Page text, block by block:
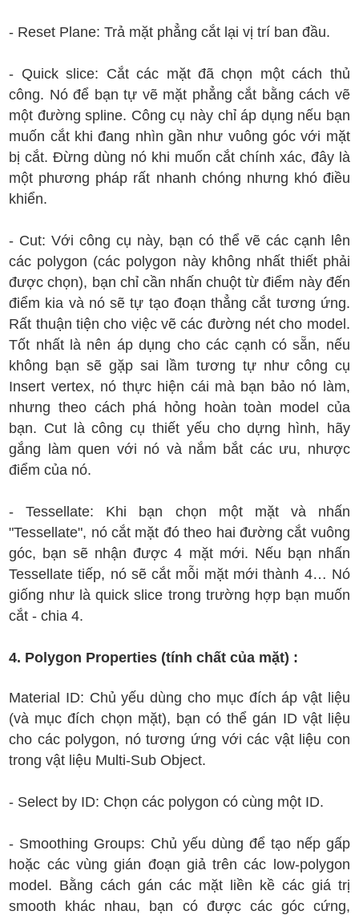
- Reset Plane: Trả mặt phẳng cắt lại vị trí ban đầu.
- Quick slice: Cắt các mặt đã chọn một cách thủ
công. Nó để bạn tự vẽ mặt phẳng cắt bằng cách vẽ
một đường spline. Công cụ này chỉ áp dụng nếu bạn
muốn cắt khi đang nhìn gần như vuông góc với mặt
bị cắt. Đừng dùng nó khi muốn cắt chính xác, đây là
một phương pháp rất nhanh chóng nhưng khó điều
khiển.
- Cut: Với công cụ này, bạn có thể vẽ các cạnh lên
các polygon (các polygon này không nhất thiết phải
được chọn), bạn chỉ cần nhấn chuột từ điểm này đến
điểm kia và nó sẽ tự tạo đoạn thẳng cắt tương ứng.
Rất thuận tiện cho việc vẽ các đường nét cho model.
Tốt nhất là nên áp dụng cho các cạnh có sẵn, nếu
không bạn sẽ gặp sai lầm tương tự như công cụ
Insert vertex, nó thực hiện cái mà bạn bảo nó làm,
nhưng theo cách phá hỏng hoàn toàn model của
bạn. Cut là công cụ thiết yếu cho dựng hình, hãy
gắng làm quen với nó và nắm bắt các ưu, nhược
điểm của nó.
- Tessellate: Khi bạn chọn một mặt và nhấn
"Tessellate", nó cắt mặt đó theo hai đường cắt vuông
góc, bạn sẽ nhận được 4 mặt mới. Nếu bạn nhấn
Tessellate tiếp, nó sẽ cắt mỗi mặt mới thành 4… Nó
giống như là quick slice trong trường hợp bạn muốn
cắt - chia 4.
4. Polygon Properties (tính chất của mặt) :
Material ID: Chủ yếu dùng cho mục đích áp vật liệu
(và mục đích chọn mặt), bạn có thể gán ID vật liệu
cho các polygon, nó tương ứng với các vật liệu con
trong vật liệu Multi-Sub Object.
- Select by ID: Chọn các polygon có cùng một ID.
- Smoothing Groups: Chủ yếu dùng để tạo nếp gấp
hoặc các vùng gián đoạn giả trên các low-polygon
model. Bằng cách gán các mặt liền kề các giá trị
smooth khác nhau, bạn có được các góc cứng,